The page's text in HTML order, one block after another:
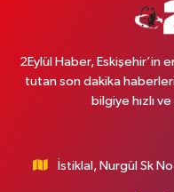
2Eylül Haber, Eskişehir’in
tutan son dakika
bilgiye hızlı
İstiklal, Nurgül Sk